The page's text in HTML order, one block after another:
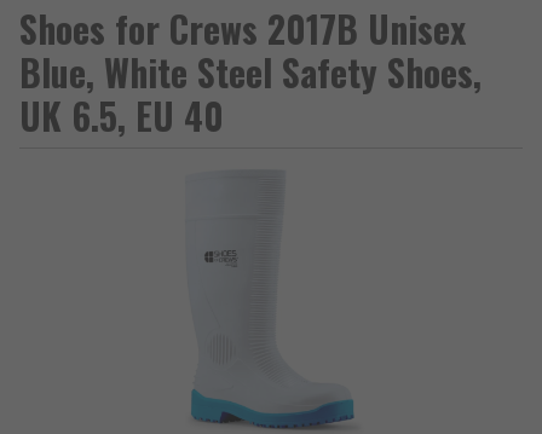
Shoes for Crews 2017B Unisex
Blue, White Steel Safety Shoes,
UK 6.5, EU 40